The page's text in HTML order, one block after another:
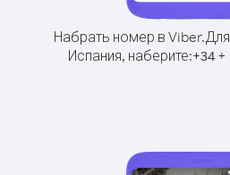
Набрать номер в Viber.
Испания, наберите:+34+